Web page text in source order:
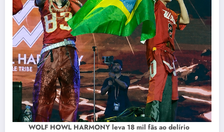
WOLF HOWL HARMONY leva 18 mil fãs ao delírio